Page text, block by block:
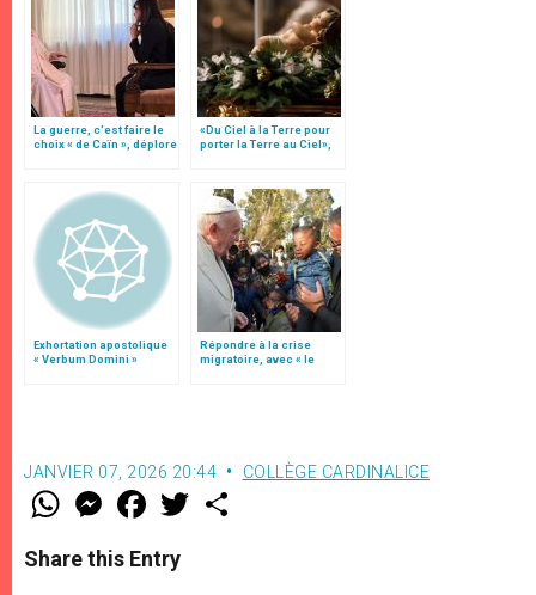
La guerre, c’est faire le
choix « de Caïn », déplore
«Du Ciel à la Terre pour
porter la Terre au Ciel»,
Exhortation apostolique
« Verbum Domini »
Répondre à la crise
migratoire, avec « le
JANVIER 07, 2026 20:44 COLLÈGE CARDINALICE
W
t
s
M
e
s
e
F
a
e
b
w
Share this Entry